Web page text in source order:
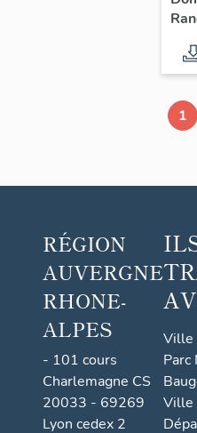
1
RÉGION
AUVERGNE
RHONE-
ALPES
- 101 cours
Charlemagne CS
20033 - 69269
Lyon cedex 2
Ville
Parc
Ville